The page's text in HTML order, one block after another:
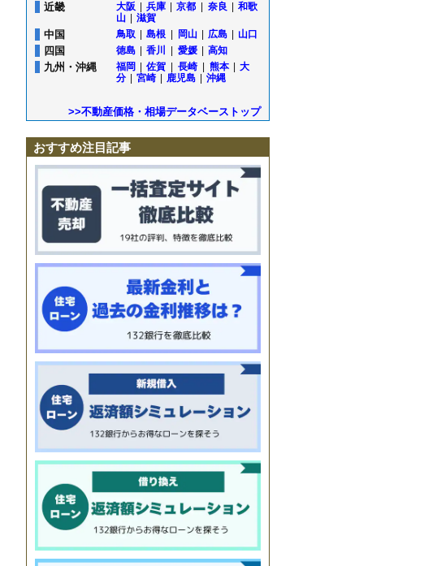
吉橋米本
近畿 大阪 兵庫 京都 奈良
和歌
山
滋賀
中国 鳥取 島根 岡山 広島 山口
四国 徳島 香川 愛媛 高知
九州・沖縄 福岡 佐賀 長崎 熊本
大
分
宮崎 鹿児島 沖縄
>>不動産価格・相場データベーストップ
おすすめ注目記事